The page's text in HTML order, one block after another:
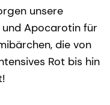
unsere
Apocarotin für
die von
Rot bis hin